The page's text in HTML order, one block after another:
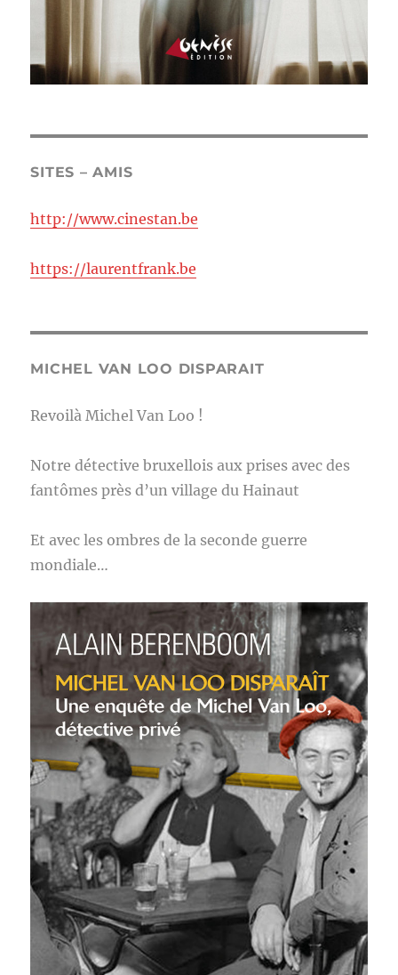
SITES – AMIS
http://www.cinestan.be
https://laurentfrank.be
MICHEL VAN LOO DISPARAIT
Revoilà Michel Van Loo !
Notre détective bruxellois aux prises avec des
fantômes près d’un village du Hainaut
Et avec les ombres de la seconde guerre
mondiale…